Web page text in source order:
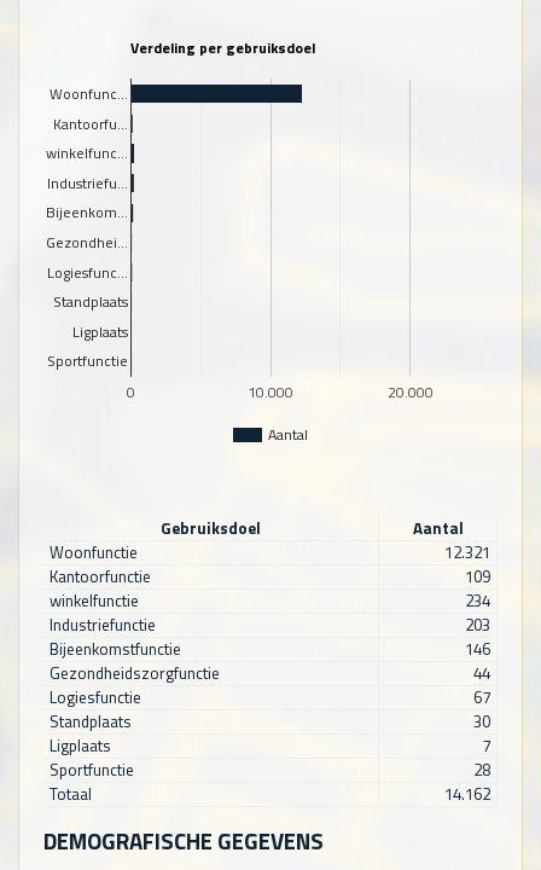
Verdeling per gebruiksdoel
Aantal
0 10.000 20.000
Woonfunc…
Kantoorfu…
winkelfunc…
Industriefu…
Bijeenkom…
Gezondhei…
Logiesfunc…
Standplaats
Ligplaats
Sportfunctie
Gebruiksdoel
Aantal
Woonfunctie
12.321
Kantoorfunctie
109
winkelfunctie
234
Industriefunctie
203
Bijeenkomstfunctie
146
Gezondheidszorgfunctie
44
Logiesfunctie
67
Standplaats
30
Ligplaats
7
Sportfunctie
28
Totaal
14.162
DEMOGRAFISCHE GEGEVENS